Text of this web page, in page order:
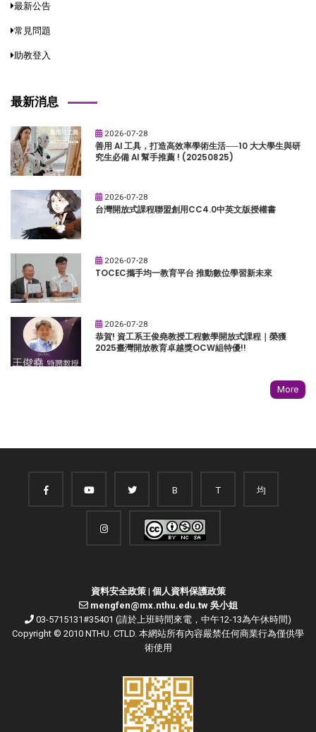
最新公告
常見問題
助教登入
最新消息
2026-07-28
善用 AI 工具，打造高效率學術生活──10 大大學生與研
究生必備 AI 幫手推薦 ! (20250825)
2026-07-28
台灣開放式課程聯盟創用CC4.0中英文版授權書
2026-07-28
TOCEC攜手均一教育平台 推動數位學習新未來
2026-07-28
恭賀! 資工系王俊堯教授工程數學開放式課程｜榮獲
2025臺灣開放教育卓越獎OCW組特優!!
More
B T 均
資料安全政策| 個人資料保護政策
mengfen@mx.nthu.edu.tw 吳小姐
03-5715131#35401 (請於上班時間來電，中午12-13為午休時間)
Copyright © 2010 NTHU. CTLD. 本網站所有內容嚴禁任何商業行為僅供學
術使用